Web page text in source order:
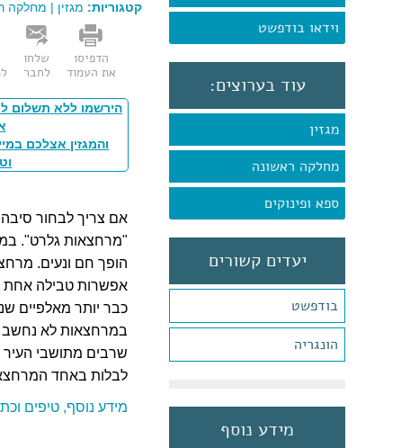
וידאו בודפשט
עוד בערוצים:
מגזין
מחלקה ראשונה
ספא ופינוקים
יעדים קשורים
בודפשט
הונגריה
מידע נוסף
קטגוריות: מגזין | מחלקה
הדפיסו
את העמוד
שלחו
לחבר
הירשמו ללא תשלום
והמגזין אצלכם
אם צריך לבחור
"מרחצאות גלרט".
הופך חם ונעים.
אפשרות טבילה אחת
כבר יותר מאלפיים
במרחצאות לא נחשב
שרבים מתושבי
לבלות באחד
מידע נוסף, טיפים